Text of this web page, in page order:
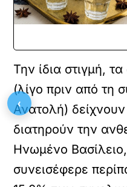
Την ίδια στιγμή,
(λίγο πριν από τη
Ανατολή) δείχνουν
διατηρούν την
Ηνωμένο
συνεισέφερε
‹